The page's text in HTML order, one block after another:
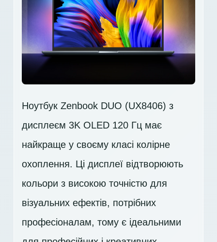
Ноутбук Zenbook DUO (UX8406) з
дисплеєм 3K OLED 120 Гц має
найкраще у своєму класі колірне
охоплення. Ці дисплеї відтворюють
кольори з високою точністю для
візуальних ефектів, потрібних
професіоналам, тому є ідеальними